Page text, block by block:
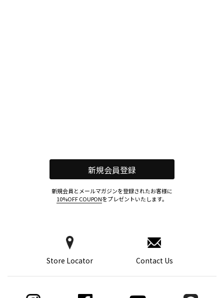
Store Locator Contact Us
新規会員登録
新規会員とメールマガジンを登録されたお客様に
10%OFF COUPONをプレゼントいたします。